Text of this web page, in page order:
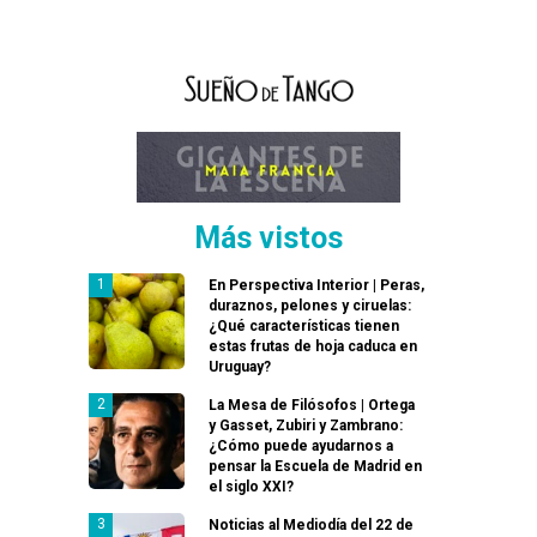
Más vistos
En Perspectiva Interior | Peras,
duraznos, pelones y ciruelas:
¿Qué características tienen
estas frutas de hoja caduca en
Uruguay?
La Mesa de Filósofos | Ortega
y Gasset, Zubiri y Zambrano:
¿Cómo puede ayudarnos a
pensar la Escuela de Madrid en
el siglo XXI?
Noticias al Mediodía del 22 de